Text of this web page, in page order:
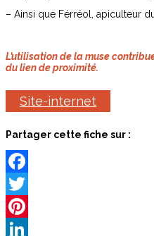
– Ainsi que Férréol, apiculteur
L’utilisation de la muse
du lien de proximité.
Site-internet
Partager cette fiche sur :
Facebook
Twitter
Pinterest